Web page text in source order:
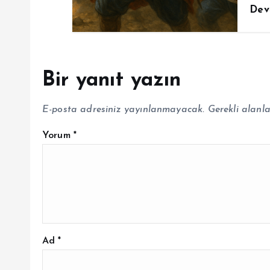
Bir yanıt yazın
E-posta adresiniz yayınlanmayacak. Gerekli
Yorum *
Ad*